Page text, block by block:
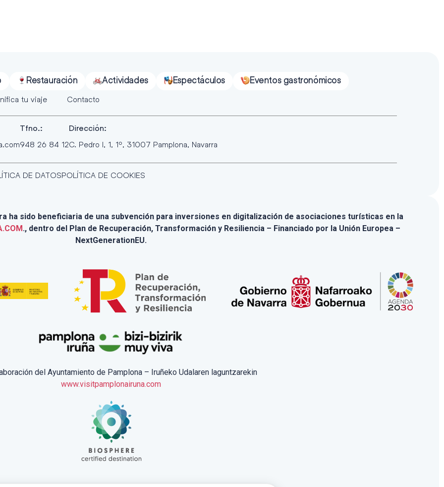
Restauración Actividades Espectáculos Eventos gastronómicos
tu viaje Contacto
Tfno.:
948 26 84 12
Dirección:
C. Pedro I, 1, 1º, 31007 Pamplona, Navarra
DE DATOSPOLÍTICA DE COOKIES
ha sido beneficiaria de una subvención para inversiones en digitalización de asociaciones turísticas en la
., dentro del Plan de Recuperación, Transformación y Resiliencia – Financiado por la Unión Europea –
NextGenerationEU.
del Ayuntamiento de Pamplona – Iruñeko Udalaren laguntzarekin
www.visitpamplonairuna.com